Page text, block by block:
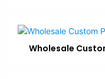
Wholesale